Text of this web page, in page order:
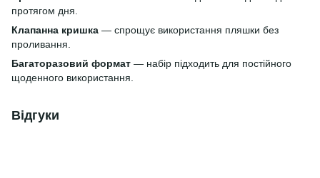
протягом дня.
Клапанна кришка — спрощує використання пляшки без
проливання.
Багаторазовий формат — набір підходить для постійного
щоденного використання.
Відгуки